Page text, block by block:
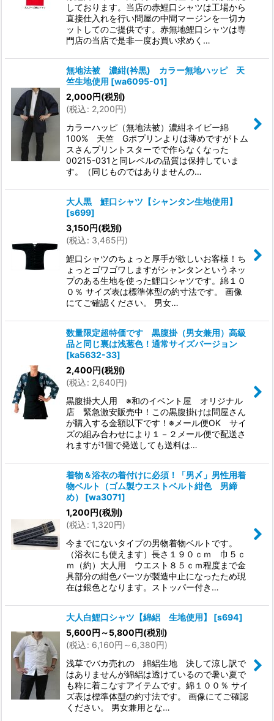
しております。当店の赤鯉口シャツは工場から
直接仕入れを行い問屋の中間マージンを一切カ
ットしてのご提供です。赤無地鯉口シャツは専
門店の当店で是非一度お買い求めく…
無地法被 濃紺(衿黒) カラー無地ハッピ 天
竺生地使用 [wa6095-01]
2,000円(税別)
(税込: 2,200円)
カラーハッピ（無地法被）濃紺ネイビー綿
100% 天竺 Gポプリンよりは薄めですがトム
スさんプリントスターでで作らなくなった
00215-031と同レベルの品質は保持していま
す。（同じものではありませんの…
大人黒 鯉口シャツ【シャンタン生地使用】
[s699]
3,150円(税別)
(税込: 3,465円)
鯉口シャツのちょっと厚手が欲しいお客様！ち
ょっとゴワゴワしますがシャンタンというネッ
プのある生地を使った鯉口シャツです。綿１０
０％ サイズ表は標準体型の約寸法です。 画像
にてご確認ください。 男女…
数量限定超特価です 黒腹掛（男女兼用）高級
品と同じ裏は浅葱色！通常サイズバージョン
[ka5632-33]
2,400円(税別)
(税込: 2,640円)
黒腹掛大人用 ※和のイベント屋 オリジナル
店 緊急激安販売中！この黒腹掛けは問屋さん
が購入する金額以下です！※メール便OK サイ
ズの組み合わせにより１－２メール便で配送さ
れますが1個で発送しても送料は…
着物＆浴衣の着付けに必須！「男〆」男性用着
物ベルト（ゴム製ウエストベルト紺色 男締
め）
[wa3071]
1,200円(税別)
(税込: 1,320円)
今までにないタイプの男物着物ベルトです。
（浴衣にも使えます）長さ１９０ｃｍ 巾５ｃ
ｍ（約）大人用 ウエスト８５ｃｍ程度まで金
具部分の紺色パーツが製造中止になったため現
在は銀色となります。ストッパー付き…
大人白鯉口シャツ【綿絽 生地使用】 [s694]
5,600円 ～5,800円(税別)
(税込: 6,160円 ～6,380円)
浅草でバカ売れの 綿絽生地 決して涼し訳で
はありませんが綿絽は透けているので暑い夏で
も粋に着こなすアイテムです。綿１００％ サイ
ズ表は標準体型の約寸法です。 画像にてご確認
ください。 男女兼用とな…